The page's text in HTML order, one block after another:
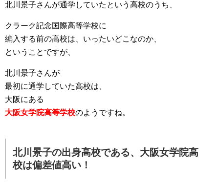
北川景子さんが通学していたという高校のうち、
クラーク記念国際高等学校に
編入する前の高校は、いったいどこなのか、
ということですが、
北川景子さんが
最初に通学していた高校は、
大阪にある
大阪女学院高等学校のようですね。
北川景子の出身高校である、大阪女学院高
校は偏差値高い！